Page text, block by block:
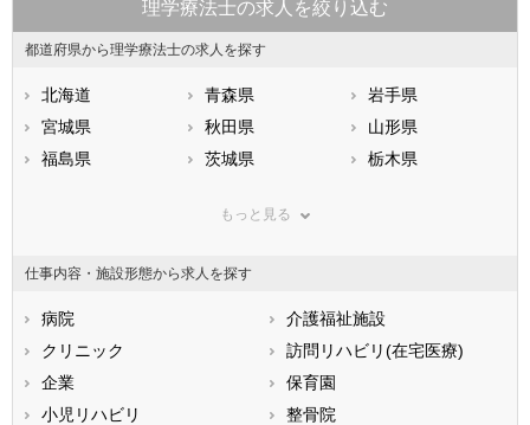
理学療法士の求人を絞り込む
都道府県から理学療法士の求人を探す
北海道 青森県
岩手県
宮城県
秋田県
山形県
福島県
茨城県
栃木県
神奈川県
石川県
福井県
静岡県
三重県
滋賀県
大阪府
兵庫県
鳥取県
もっと見る
仕事内容・施設形態から求人を探す
病院
介護福祉施設
クリニック
訪問リハビリ(在宅医療)
企業
保育園
小児リハビリ
整骨院